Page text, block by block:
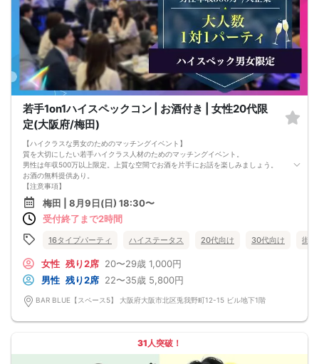
若手1on1ハイスペックコン | お酒付き | 女性20代限
定(大阪府/梅田)
【ハイクラスな男女のためのマッチングイベント】
質を大切にしたい若手ハイクラス人材のためのマッチングイベント。
男性は年収500万以上限定。上質な空間でお酒を片手にお話を楽しみましょう。
お酒の無料提供あり。
【注意事項】
■当日の持ち物
・公的身分証明書 ※ご提示いただけない方はご参加いただけません
■留意事項
等）によりイベント中止になる可能性もございます。
・当日は時間に余裕をもってお越しください。10分以上の遅刻はご参加をお断り
する場合がございます。
【その他】
男女5対5
パーティ開始2時間前まで
軽食あり
梅田 | 8月9日(日) 18:30〜
受付終了まで2時間
16タイプパーティ ハイステータス 20代向け 30代向け 街
女性 残り2席 20〜29歳 1,000円
男性 残り2席 22〜35歳 5,800円
BAR BLUE【スペース5】 大阪府大阪市北区兎我野町12-15 ビル地下1階
31人突破！